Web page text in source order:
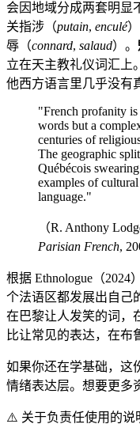
会因地域分成两套明显
关指涉（putain, enculé
辱（connard, salaud）。
立在天主教礼仪词汇上
他西方语言里几乎没有
"French profanity
words but a
centuries of
The geographic
Québécois
examples of
language."
（R. Anthony
Parisian French,
根据 Ethnologue（2024
个法语区都发展出自己
在巴黎让人发笑的词，
比让常见的表达，在布
如果你还在学基础，这
情绪表达层。想要更多
⚠️ 关于负责任使用的说